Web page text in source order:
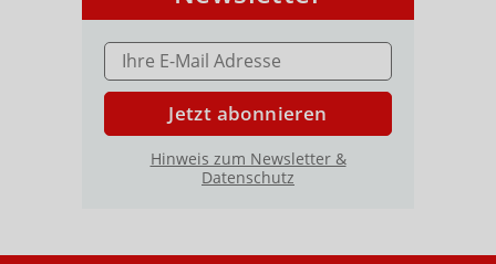
E-MAIL ADRESSE
Jetzt abonnieren
Hinweis zum Newsletter &
Datenschutz